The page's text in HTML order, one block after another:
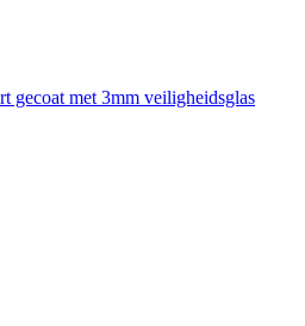
gecoat met 3mm veiligheidsglas